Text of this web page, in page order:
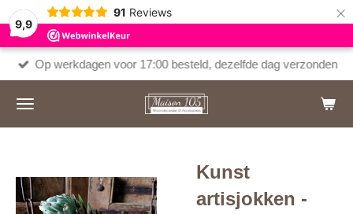
9,9
91 Reviews ×
Op werkdagen voor 17:00 besteld, dezelfde dag verzonden
Kunst
artisjokken -